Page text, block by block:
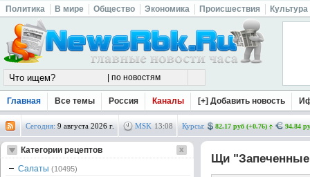
Политика В мире Общество Экономика Происшествия Культура
Главная Все темы Россия Каналы [+] Добавить новость
Сегодня: 9 августа 2026 г. MSK 13:08 Курсы: 82.17 руб (+0.76) 94.84
Щи
Категории рецептов
Салаты (10495)